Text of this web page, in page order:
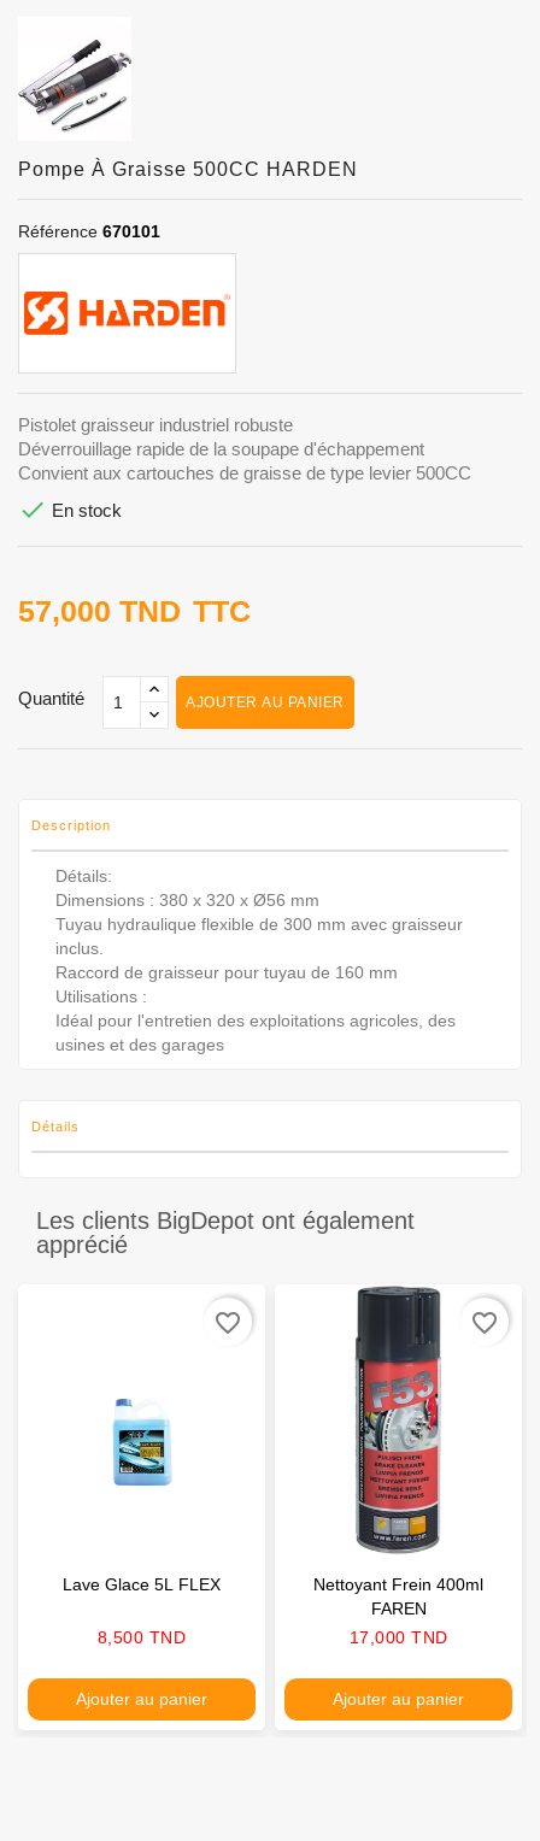
Pompe À Graisse 500CC HARDEN
Référence 670101
Pistolet graisseur industriel robuste
Déverrouillage rapide de la soupape d'échappement
Convient aux cartouches de graisse de type levier 500CC
 En stock
57,000 TND TTC
Quantité AJOUTER AU PANIER
Description
Détails:
Dimensions : 380 x 320 x Ø56 mm
Tuyau hydraulique flexible de 300 mm avec graisseur
inclus.
Raccord de graisseur pour tuyau de 160 mm
Utilisations :
Idéal pour l'entretien des exploitations agricoles, des
usines et des garages
Détails
Les clients BigDepot ont également
apprécié
Lave Glace 5L FLEX
Prix
8,500 TND
Ajouter au panier
favorite_border
Nettoyant Frein 400ml
FAREN
Prix
17,000 TND
Ajouter au panier
favorite_border